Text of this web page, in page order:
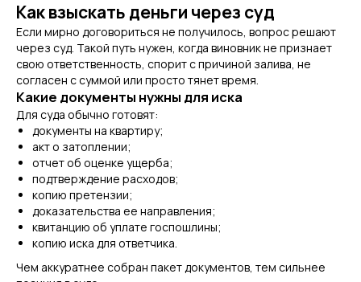
Как взыскать деньги через суд
Если мирно договориться не получилось, вопрос решают
через суд. Такой путь нужен, когда виновник не признает
свою ответственность, спорит с причиной залива, не
согласен с суммой или просто тянет время.
Какие документы нужны для иска
Для суда обычно готовят:
документы на квартиру;
акт о затоплении;
отчет об оценке ущерба;
подтверждение расходов;
копию претензии;
доказательства ее направления;
квитанцию об уплате госпошлины;
копию иска для ответчика.
Чем аккуратнее собран пакет документов, тем сильнее